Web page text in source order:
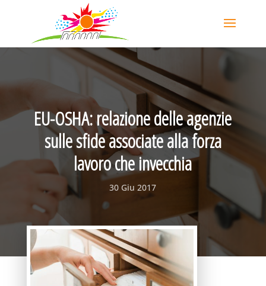
EU-OSHA: relazione delle agenzie
sulle sfide associate alla forza
lavoro che invecchia
30 Giu 2017